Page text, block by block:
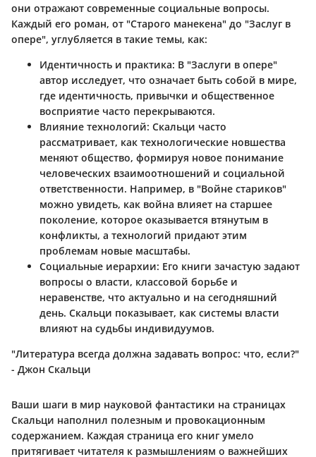
они отражают современные социальные вопросы.
Каждый его роман, от "Старого манекена" до "Заслуг в
опере", углубляется в такие темы, как:
Идентичность и практика: В "Заслуги в опере"
автор исследует, что означает быть собой в мире,
где идентичность, привычки и общественное
восприятие часто перекрываются.
Влияние технологий: Скальци часто
рассматривает, как технологические новшества
меняют общество, формируя новое понимание
человеческих взаимоотношений и социальной
ответственности. Например, в "Войне стариков"
можно увидеть, как война влияет на старшее
поколение, которое оказывается втянутым в
конфликты, а технологий придают этим
проблемам новые масштабы.
Социальные иерархии: Его книги зачастую задают
вопросы о власти, классовой борьбе и
неравенстве, что актуально и на сегодняшний
день. Скальци показывает, как системы власти
влияют на судьбы индивидуумов.
"Литература всегда должна задавать вопрос: что, если?"
- Джон Скальци
Ваши шаги в мир науковой фантастики на страницах
Скальци наполнил полезным и провокационным
содержанием. Каждая страница его книг умело
притягивает читателя к размышлениям о важнейших